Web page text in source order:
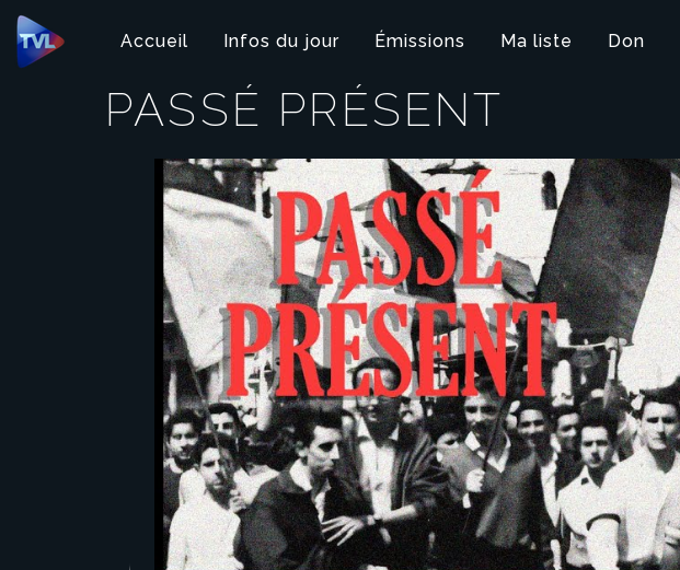
Panneau de gestion des cookies
Accueil Infos du jour Émissions Ma liste Don
PASSÉ PRÉSENT